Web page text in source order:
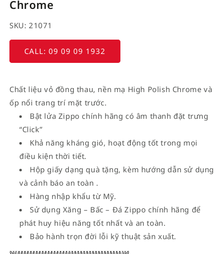
Chrome
SKU: 21071
CALL: 09 09 09 1932
Chất liệu vỏ đồng thau, nền mạ High Polish Chrome và
ốp nổi trang trí mặt trước.
Bật lửa Zippo chính hãng có âm thanh đặt trưng
“Click”
Khả năng kháng gió, hoạt động tốt trong mọi
điều kiện thời tiết.
Hộp giấy dạng quà tặng, kèm hướng dẫn sử dụng
và cảnh báo an toàn .
Hàng nhập khẩu từ Mỹ.
Sử dụng Xăng – Bấc – Đá Zippo chính hãng để
phát huy hiệu năng tốt nhất và an toàn.
Bảo hành trọn đời lỗi kỹ thuật sản xuất.